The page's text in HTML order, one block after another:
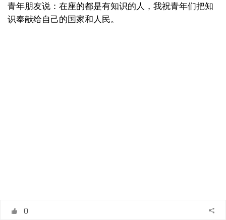
青年朋友说：在座的都是有知识的人，我祝青年们把知
识奉献给自己的国家和人民。
0